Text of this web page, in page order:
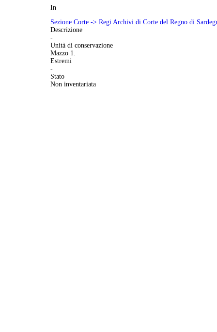
In
Sezione Corte -> Regi Archivi di Corte del Regno di
Descrizione
-
Unità di conservazione
Mazzo 1.
Estremi
-
Stato
Non inventariata